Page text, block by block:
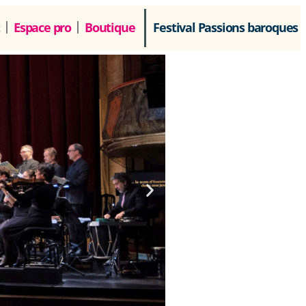
Espace pro Boutique Festival Passions baroques